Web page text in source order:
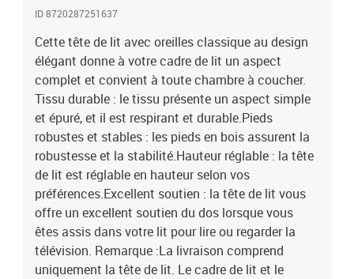
ID 8720287251637
Cette tête de lit avec oreilles classique au design
élégant donne à votre cadre de lit un aspect
complet et convient à toute chambre à coucher.
Tissu durable : le tissu présente un aspect simple
et épuré, et il est respirant et durable.Pieds
robustes et stables : les pieds en bois assurent la
robustesse et la stabilité.Hauteur réglable : la tête
de lit est réglable en hauteur selon vos
préférences.Excellent soutien : la tête de lit vous
offre un excellent soutien du dos lorsque vous
êtes assis dans votre lit pour lire ou regarder la
télévision. Remarque :La livraison comprend
uniquement la tête de lit. Le cadre de lit et le